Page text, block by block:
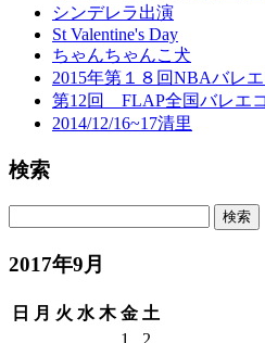
シンデレラ出演
St Valentine's Day
ちゃんちゃんこ犬
2015年第１８回NBAバレ
第12回 FLAP全国バレエ
2014/12/16~17清里
検索
2017年9月
日 月 火 水 木 金 土
1
2